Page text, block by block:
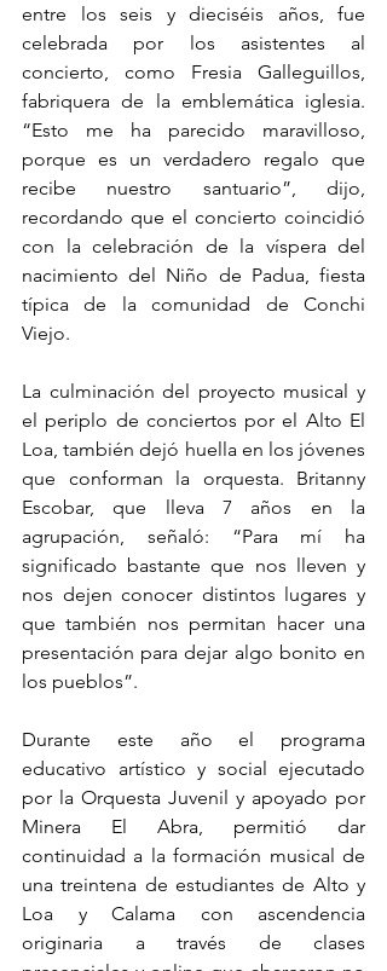
entre los seis y dieciséis años, fue
celebrada por los asistentes al
concierto, como Fresia Galleguillos,
fabriquera de la emblemática iglesia.
“Esto me ha parecido maravilloso,
porque es un verdadero regalo que
recibe nuestro santuario”, dijo,
recordando que el concierto coincidió
con la celebración de la víspera del
nacimiento del Niño de Padua, fiesta
típica de la comunidad de Conchi
Viejo.
La culminación del proyecto musical y
el periplo de conciertos por el Alto El
Loa, también dejó huella en los jóvenes
que conforman la orquesta. Britanny
Escobar, que lleva 7 años en la
agrupación, señaló: “Para mí ha
significado bastante que nos lleven y
nos dejen conocer distintos lugares y
que también nos permitan hacer una
presentación para dejar algo bonito en
los pueblos”.
Durante este año el programa
educativo artístico y social ejecutado
por la Orquesta Juvenil y apoyado por
Minera El Abra, permitió dar
continuidad a la formación musical de
una treintena de estudiantes de Alto y
Loa y Calama con ascendencia
originaria a través de clases